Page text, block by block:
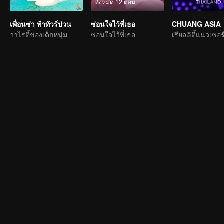
เพื่อนซ่า ท้าทัวร์ป่วน
วาไรตี้ของเด็กหนุ่ม
ทั้งหมด 12 ตอน
ซ่อนใจไว้ที่เธอ
ซ่อนใจไว้ที่เธอ
CHUANG ASIA